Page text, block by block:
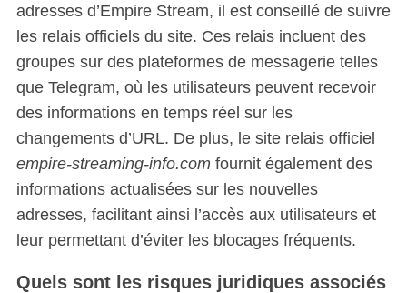
adresses d’Empire Stream, il est conseillé de suivre
les relais officiels du site. Ces relais incluent des
groupes sur des plateformes de messagerie telles
que Telegram, où les utilisateurs peuvent recevoir
des informations en temps réel sur les
changements d’URL. De plus, le site relais officiel
empire-streaming-info.com fournit également des
informations actualisées sur les nouvelles
adresses, facilitant ainsi l’accès aux utilisateurs et
leur permettant d’éviter les blocages fréquents.
Quels sont les risques juridiques associés